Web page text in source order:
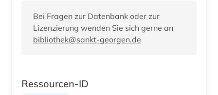
Bei Fragen zur Datenbank oder zur
Lizenzierung wenden Sie sich gerne an
bibliothek@sankt-georgen.de
Ressourcen-ID